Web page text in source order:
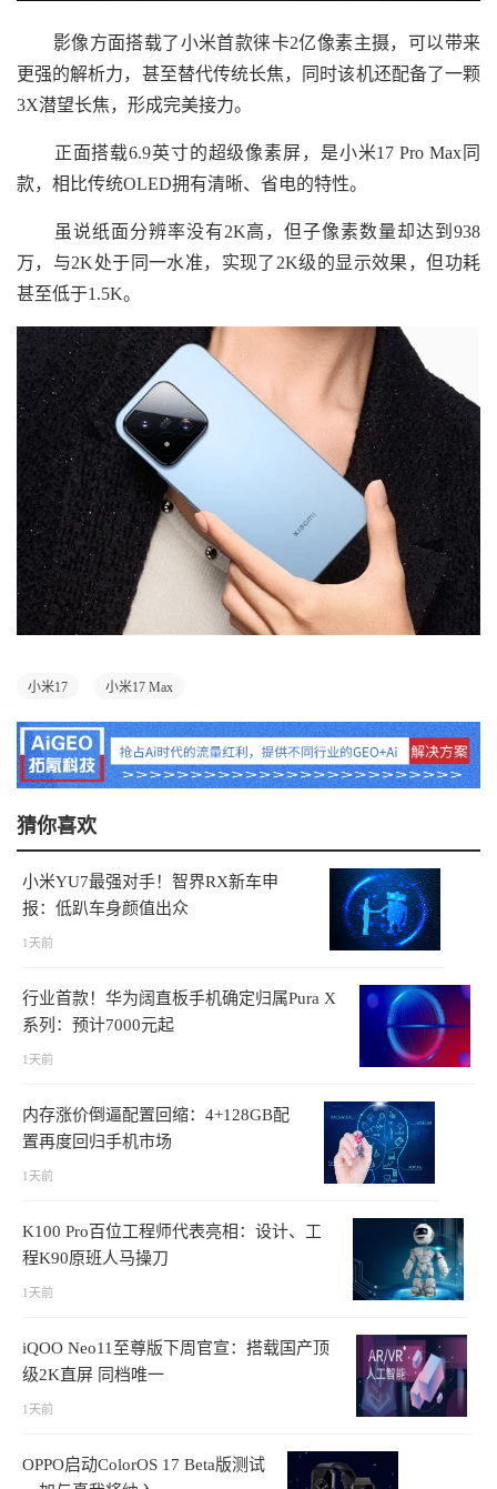
影像方面搭载了小米首款徕卡2亿像素主摄，可以带来
更强的解析力，甚至替代传统长焦，同时该机还配备了一颗
3X潜望长焦，形成完美接力。
正面搭载6.9英寸的超级像素屏，是小米17 Pro Max同
款，相比传统OLED拥有清晰、省电的特性。
虽说纸面分辨率没有2K高，但子像素数量却达到938
万，与2K处于同一水准，实现了2K级的显示效果，但功耗
甚至低于1.5K。
小米17 小米17 Max
猜你喜欢
小米YU7最强对手！智界RX新车申
报：低趴车身颜值出众
1天前
行业首款！华为阔直板手机确定归属Pura X
系列：预计7000元起
1天前
内存涨价倒逼配置回缩：4+128GB配
置再度回归手机市场
1天前
K100 Pro百位工程师代表亮相：设计、工
程K90原班人马操刀
1天前
iQOO Neo11至尊版下周官宣：搭载国产顶
级2K直屏 同档唯一
1天前
OPPO启动ColorOS 17 Beta版测试